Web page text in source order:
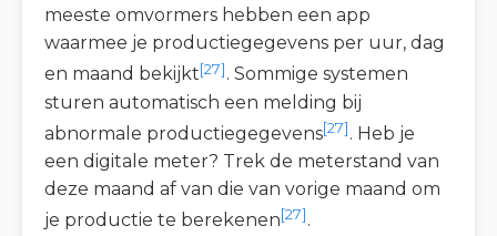
meeste omvormers hebben een app
waarmee je productiegegevens per uur, dag
en maand bekijkt[27]. Sommige systemen
sturen automatisch een melding bij
abnormale productiegegevens[27]. Heb je
een digitale meter? Trek de meterstand van
deze maand af van die van vorige maand om
je productie te berekenen[27].